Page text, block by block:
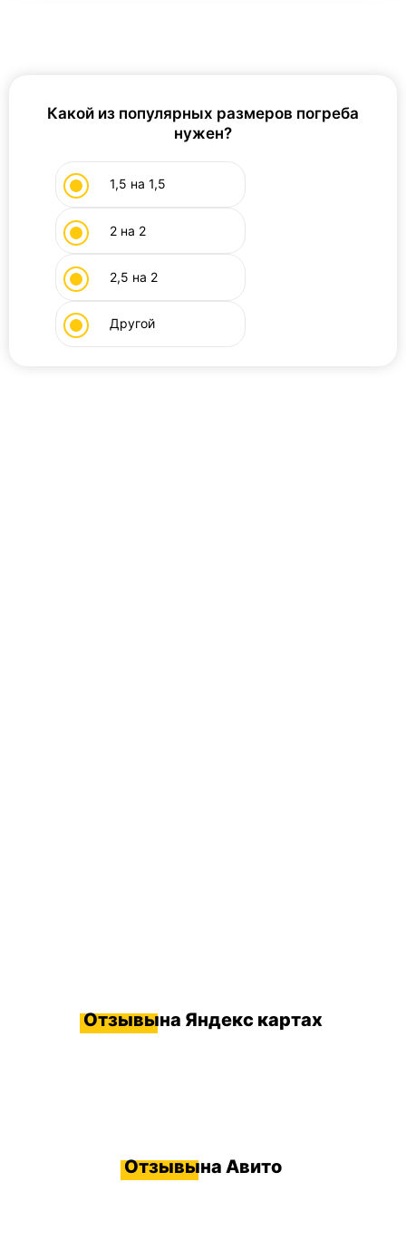
Какой из популярных размеров погреба
нужен?
1,5 на 1,5
2 на 2
2,5 на 2
Другой
Отзывына Яндекс картах
Отзывына Авито